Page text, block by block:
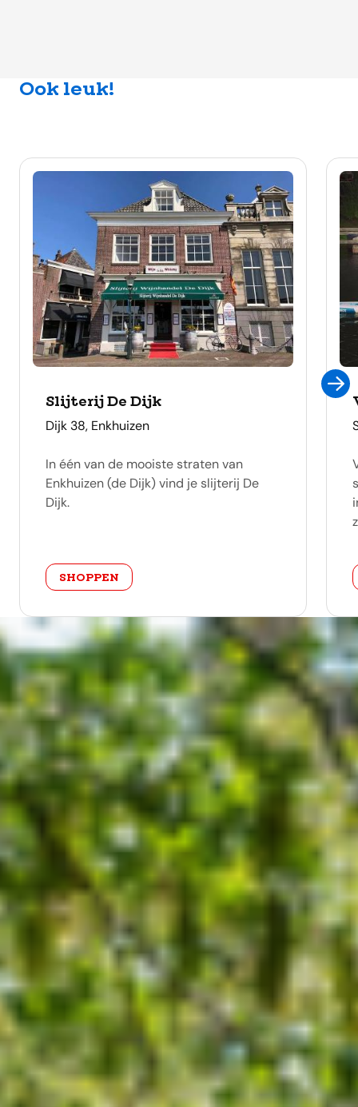
Ook leuk!
Slijterij De Dijk
adres
Dijk 38, Enkhuizen
In één van de mooiste straten van
Enkhuizen (de Dijk) vind je slijterij De
Dijk.
categorie
SHOPPEN